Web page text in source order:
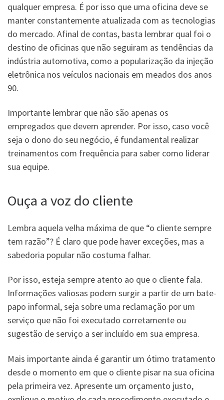
qualquer empresa. É por isso que uma oficina deve se
manter constantemente atualizada com as tecnologias
do mercado. Afinal de contas, basta lembrar qual foi o
destino de oficinas que não seguiram as tendências da
indústria automotiva, como a popularização da injeção
eletrônica nos veículos nacionais em meados dos anos
90.
Importante lembrar que não são apenas os
empregados que devem aprender. Por isso, caso você
seja o dono do seu negócio, é fundamental realizar
treinamentos com frequência para saber como liderar
sua equipe.
Ouça a voz do cliente
Lembra aquela velha máxima de que “o cliente sempre
tem razão”? É claro que pode haver exceções, mas a
sabedoria popular não costuma falhar.
Por isso, esteja sempre atento ao que o cliente fala.
Informações valiosas podem surgir a partir de um bate-
papo informal, seja sobre uma reclamação por um
serviço que não foi executado corretamente ou
sugestão de serviço a ser incluído em sua empresa.
Mais importante ainda é garantir um ótimo tratamento
desde o momento em que o cliente pisar na sua oficina
pela primeira vez. Apresente um orçamento justo,